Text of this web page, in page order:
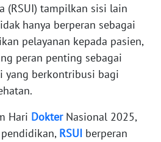
(RSUI) tampilkan sisi lain
hanya berperan sebagai
pelayanan kepada pasien,
peran penting sebagai
yang berkontribusi bagi
Hari DokterNasional 2025,
RSUI berperan